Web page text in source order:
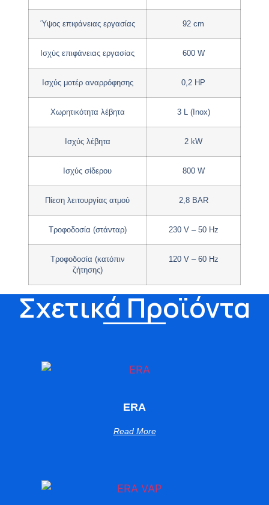
Ύψος επιφάνειας εργασίας 92 cm
Ισχύς επιφάνειας εργασίας 600 W
Ισχύς μοτέρ αναρρόφησης 0,2 HP
Χωρητικότητα λέβητα 3 L (Inox)
Ισχύς λέβητα 2 kW
Ισχύς σίδερου 800 W
Πίεση λειτουργίας ατμού 2,8 BAR
Τροφοδοσία (στάνταρ) 230 V – 50 Hz
Τροφοδοσία (κατόπιν
ζήτησης)
120 V – 60 Hz
Σχετικά Προϊόντα
ERA
Read More